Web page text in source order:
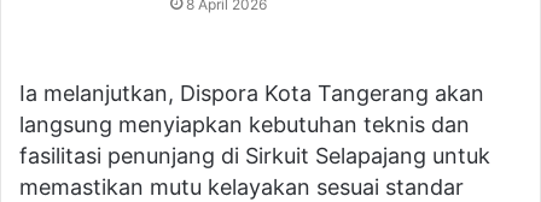
8 April 2026
Ia melanjutkan, Dispora Kota Tangerang akan
langsung menyiapkan kebutuhan teknis dan
fasilitasi penunjang di Sirkuit Selapajang untuk
memastikan mutu kelayakan sesuai standar